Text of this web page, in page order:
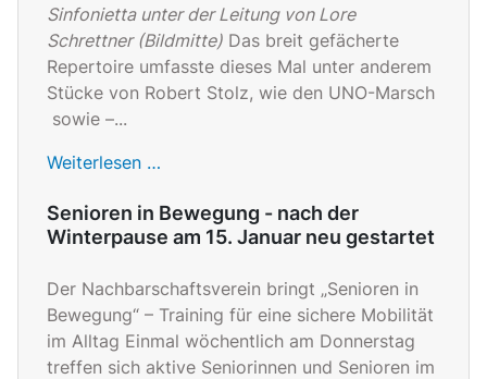
Sinfonietta unter der Leitung von Lore
Schrettner (Bildmitte) Das breit gefächerte
Repertoire umfasste dieses Mal unter anderem
Stücke von Robert Stolz, wie den UNO-Marsch
sowie –...
Weiterlesen …
Senioren in Bewegung - nach der
Winterpause am 15. Januar neu gestartet
Der Nachbarschaftsverein bringt „Senioren in
Bewegung“ – Training für eine sichere Mobilität
im Alltag Einmal wöchentlich am Donnerstag
treffen sich aktive Seniorinnen und Senioren im